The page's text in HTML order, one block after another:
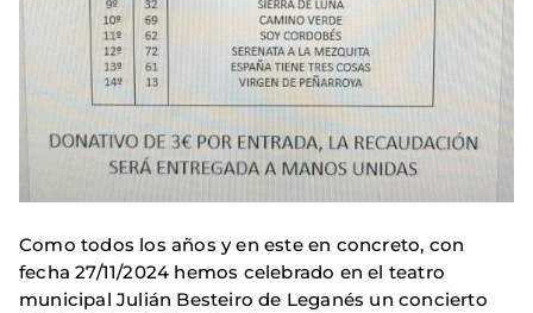
Como todos los años y en este en concreto, con
fecha 27/11/2024 hemos celebrado en el teatro
municipal Julián Besteiro de Leganés un concierto